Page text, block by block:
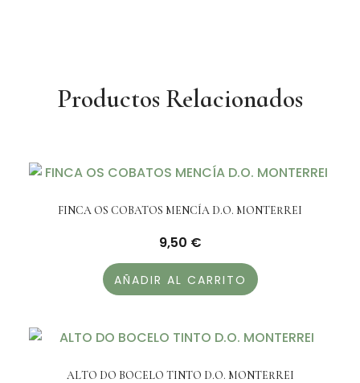
Productos Relacionados
FINCA OS COBATOS MENCÍA D.O. MONTERREI
9,50 €
AÑADIR AL CARRITO
ALTO DO BOCELO TINTO D.O. MONTERREI